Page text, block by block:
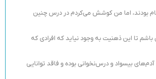
بودند، اما من کوشش می‌کردم در درس چنین
باشم تا این ذهنیت به وجود نیاید که افرادی که
بیسواد و درس‌نخوانی بوده و فاقد توانایی